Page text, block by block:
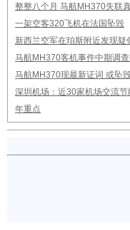
整整八个月 马航MH370失联
一架空客320飞机在法国坠毁
新西兰空军在珀斯附近发现疑
马航MH370客机事件中期调
马航MH370现最新证词 或坠
深圳机场：近30家机场交流
年重点